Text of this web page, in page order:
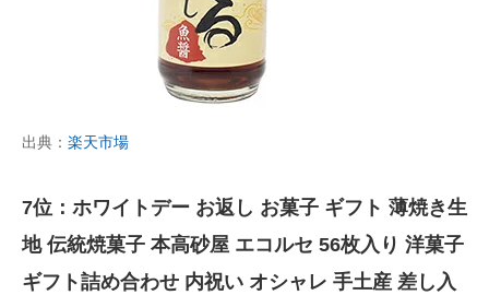
出典： 楽天市場
7位：ホワイトデー お返し お菓子 ギフト 薄焼き生
地 伝統焼菓子 本高砂屋 エコルセ 56枚入り 洋菓子
ギフト詰め合わせ 内祝い オシャレ 手土産 差し入